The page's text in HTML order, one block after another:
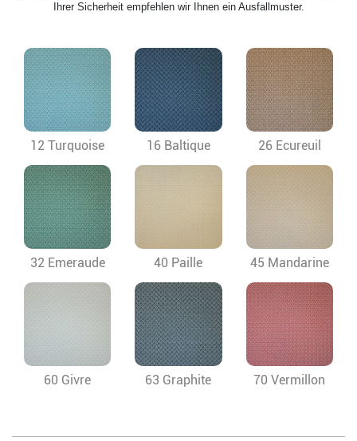
Ihrer Sicherheit empfehlen wir Ihnen ein Ausfallmuster.
12 Turquoise 16 Baltique 26 Ecureuil
32 Emeraude 40 Paille 45 Mandarine
60 Givre 63 Graphite 70 Vermillon